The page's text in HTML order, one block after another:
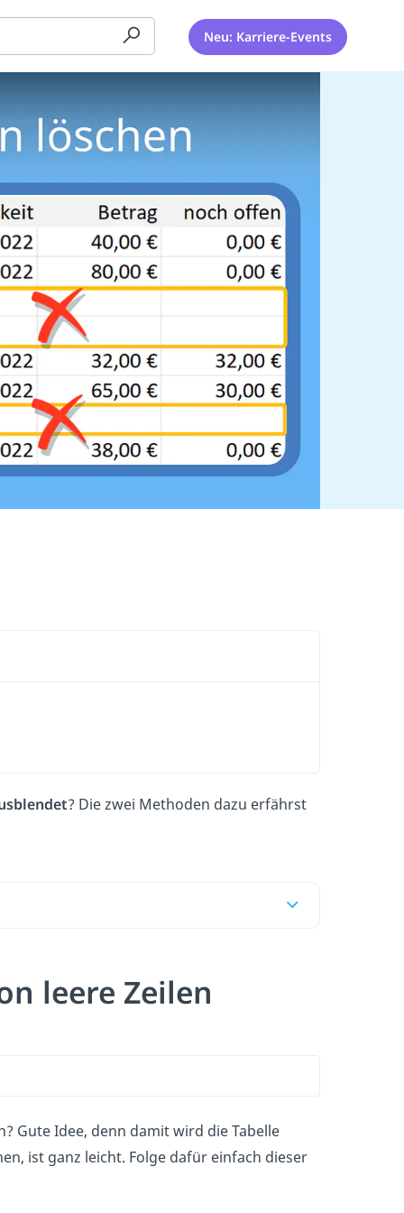
Neu: Karriere-Events
? Die zwei Methoden dazu erfährst
leere Zeilen
Gute Idee, denn damit wird die Tabelle
ist ganz leicht. Folge dafür einfach dieser